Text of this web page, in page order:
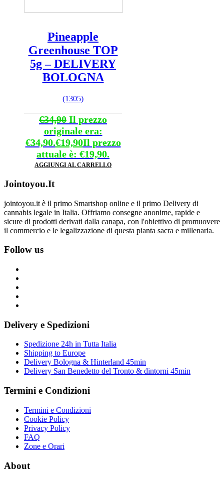
Pineapple
Greenhouse TOP
5g – DELIVERY
BOLOGNA
(1305)
€34,90 Il prezzo
originale era:
€34,90.€19,90Il prezzo
attuale è: €19,90.
AGGIUNGI AL CARRELLO
Jointoyou.It
jointoyou.it è il primo Smartshop online e il primo Delivery di
cannabis legale in Italia. Offriamo consegne anonime, rapide e
sicure di prodotti derivati dalla canapa, con l'obiettivo di promuovere
il commercio e le legalizzazione di questa pianta sacra e millenaria.
Follow us
Delivery e Spedizioni
Spedizione 24h in Tutta Italia
Shipping to Europe
Delivery Bologna & Hinterland 45min
Delivery San Benedetto del Tronto & dintorni 45min
Termini e Condizioni
Termini e Condizioni
Cookie Policy
Privacy Policy
FAQ
Zone e Orari
About